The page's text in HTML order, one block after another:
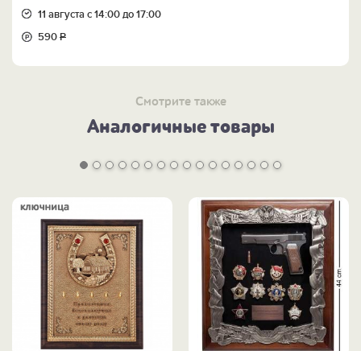
11 августа с 14:00 до 17:00
590Р
Смотрите также
Аналогичные товары